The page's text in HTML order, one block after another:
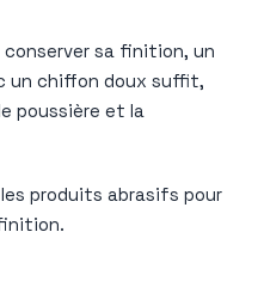
sa finition, un
un chiffon doux suffit,
poussière et la
produits abrasifs pour